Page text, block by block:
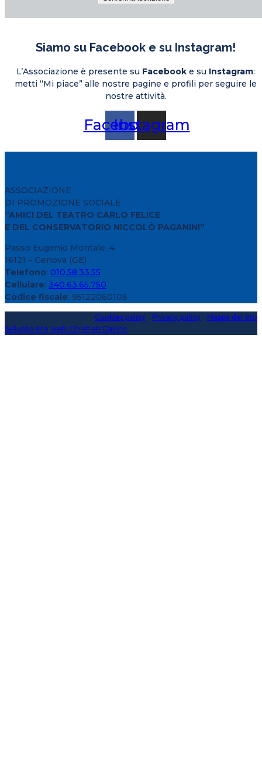
Siamo su Facebook e su Instagram!
L’Associazione è presente su Facebook e su Instagram:
metti “Mi piace” alle nostre pagine e profili per seguire le
nostre attività.
Facebook
Instagram
ASSOCIAZIONE
DI PROMOZIONE SOCIALE
“AMICI DEL TEATRO CARLO FELICE
E DEL CONSERVATORIO NICCOLÒ PAGANINI”
Passo Eugenio Montale, 4
16121 – Genova (GE)
Telefono: 010.58.33.55
Cellulare: 340.63.65.750
Codice fiscale: 95122060106
Cookies policy Privacy policy
Mappa del sito
Sviluppo sito web: Christian Gavino